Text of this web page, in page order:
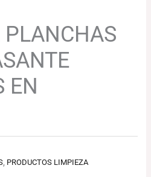
PLANCHAS
EN
PRODUCTOS LIMPIEZA